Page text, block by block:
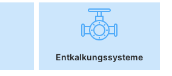
Entkalkungssysteme